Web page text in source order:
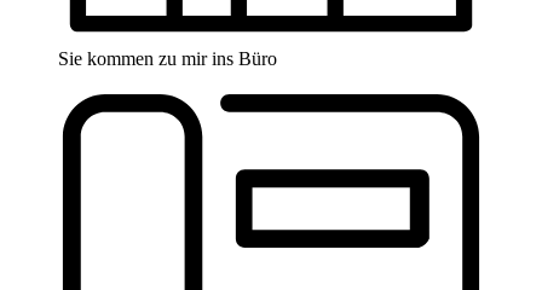
Sie kommen zu mir ins Büro